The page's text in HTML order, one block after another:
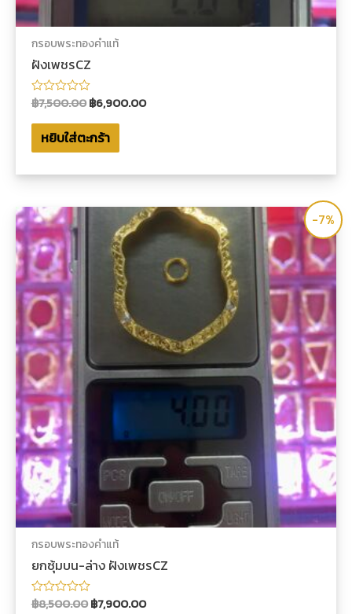
กรอบพระทองคำแท้
ฝังเพชรCZ
ให้
0
ตั้งแต่
฿7,500.00฿6,900.00
หยิบใส่ตะกร้า
-7%
กรอบพระทองคำแท้
ยกซุ้มบน-ล่าง ฝังเพชรCZ
ให้
฿8,500.00฿7,900.00